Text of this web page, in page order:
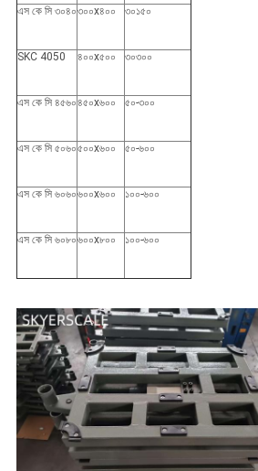
এস কে সি ৩০৪০৩০০x৪০০ ৩০১৫০
SKC 4050 ৪০০x৫০০ ৩০৩০০
এস কে সি ৪৫৬০৪৫০x৬০০ ৫০-৩০০
এস কে সি ৫০৬০৫০০x৬০০ ৫০-৬০০
এস কে সি ৬০৬০৬০০x৬০০ ১০০-৬০০
এস কে সি ৬০৮০৬০০x৮০০ ১০০-৬০০